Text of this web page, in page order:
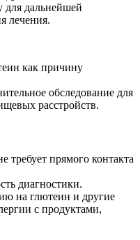
для дальнейшей
лечения.
как причину
обследование для
расстройств.
требует прямого контакта
диагностики.
на глютеин и другие
с продуктами,